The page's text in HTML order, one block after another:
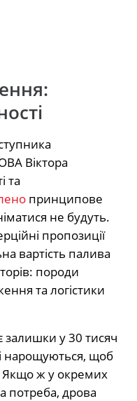
Віктора
та
принципове
не будуть.
пропозиції
вартість палива
породи
та логістики
залишки у 30 тисяч
нарощуються, щоб
Якщо ж у окремих
потреба, дрова